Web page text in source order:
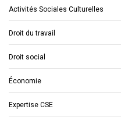
Activités Sociales Culturelles
Droit du travail
Droit social
Économie
Expertise CSE